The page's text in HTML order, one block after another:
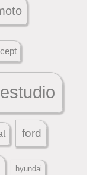
estudio
ford
hyundai